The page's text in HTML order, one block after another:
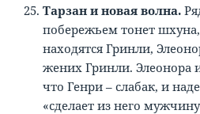
Тарзан и новая волна.
побережьем тонет
находятся Гринли,
жених Гринли. Элеонора
что Генри – слабак, и
«сделает из него